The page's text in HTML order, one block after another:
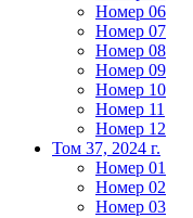
Номер 06
Номер 07
Номер 08
Номер 09
Номер 10
Номер 11
Номер 12
Том 37, 2024 г.
Номер 01
Номер 02
Номер 03